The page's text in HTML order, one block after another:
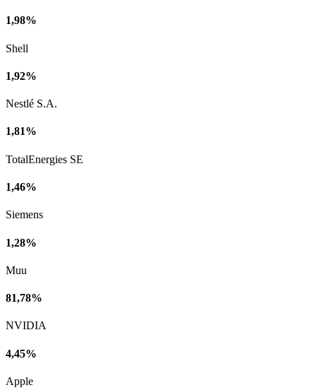
1,98%
Shell
1,92%
Nestlé S.A.
1,81%
TotalEnergies SE
1,46%
Siemens
1,28%
Muu
81,78%
NVIDIA
4,45%
Apple